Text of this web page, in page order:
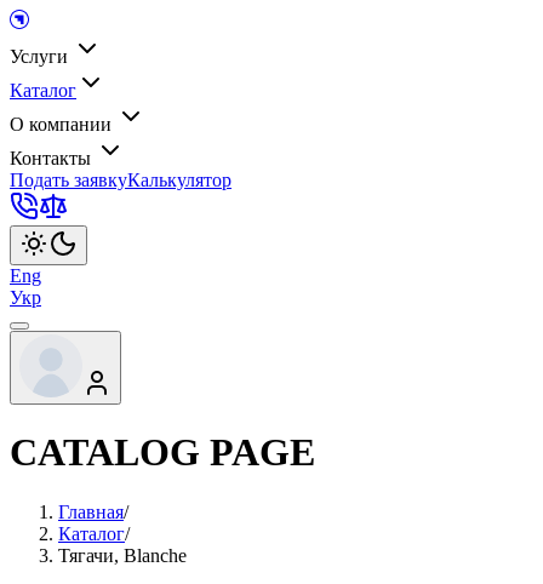
Услуги
Каталог
О компании
Контакты
Подать заявкуКалькулятор
Eng
Укр
CATALOG PAGE
Главная/
Каталог/
Тягачи, Blanche